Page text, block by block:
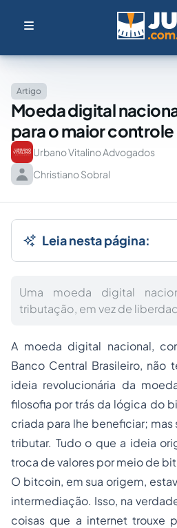
Artigo
Moeda digital
para o maior
Urbano Vitalino Advogados
Christiano Sobral
Leia nesta página:
Uma moeda digital
tributação, em vez de
A moeda digital nacional,
Banco Central Brasileiro, não
ideia revolucionária da
filosofia por trás da lógica do
criada para lhe beneficiar; mas
tributar. Tudo o que a ideia
troca de valores por meio de
O bitcoin, em sua origem,
intermediação. Isso, na
coisas que a internet trouxe